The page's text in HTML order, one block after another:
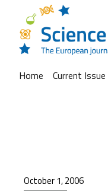
Home Current Issue
October 1, 2006